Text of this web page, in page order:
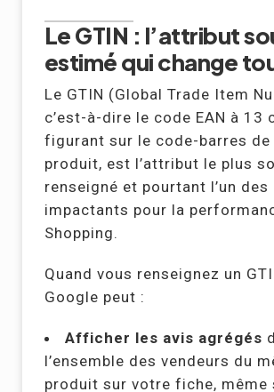
Le GTIN : l’attribut
estimé qui change
Le GTIN (Global Trade Item
c’est-à-dire le code EAN à 13
figurant sur le code-barres de
produit, est l’attribut le plus
renseigné et pourtant l’un des
impactants pour la
Shopping.
Quand vous renseignez un
Google peut :
Afficher les avis agrégés
l’ensemble des vendeurs du
produit sur votre fiche, même